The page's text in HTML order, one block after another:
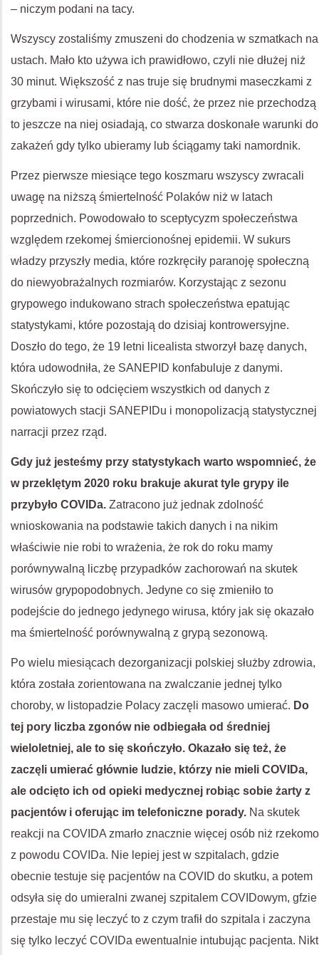
– niczym podani na tacy.
Wszyscy zostaliśmy zmuszeni do chodzenia w szmatkach na
ustach. Mało kto używa ich prawidłowo, czyli nie dłużej niż
30 minut. Większość z nas truje się brudnymi maseczkami z
grzybami i wirusami, które nie dość, że przez nie przechodzą
to jeszcze na niej osiadają, co stwarza doskonałe warunki do
zakażeń gdy tylko ubieramy lub ściągamy taki namordnik.
Przez pierwsze miesiące tego koszmaru wszyscy zwracali
uwagę na niższą śmiertelność Polaków niż w latach
poprzednich. Powodowało to sceptycyzm społeczeństwa
względem rzekomej śmiercionośnej epidemii. W sukurs
władzy przyszły media, które rozkręciły paranoję społeczną
do niewyobrażalnych rozmiarów. Korzystając z sezonu
grypowego indukowano strach społeczeństwa epatując
statystykami, które pozostają do dzisiaj kontrowersyjne.
Doszło do tego, że 19 letni licealista stworzył bazę danych,
która udowodniła, że SANEPID konfabuluje z danymi.
Skończyło się to odcięciem wszystkich od danych z
powiatowych stacji SANEPIDu i monopolizacją statystycznej
narracji przez rząd.
Gdy już jesteśmy przy statystykach warto wspomnieć, że
w przeklętym 2020 roku brakuje akurat tyle grypy ile
przybyło COVIDa. Zatracono już jednak zdolność
wnioskowania na podstawie takich danych i na nikim
właściwie nie robi to wrażenia, że rok do roku mamy
porównywalną liczbę przypadków zachorowań na skutek
wirusów grypopodobnych. Jedyne co się zmieniło to
podejście do jednego jedynego wirusa, który jak się okazało
ma śmiertelność porównywalną z grypą sezonową.
Po wielu miesiącach dezorganizacji polskiej służby zdrowia,
która została zorientowana na zwalczanie jednej tylko
choroby, w listopadzie Polacy zaczęli masowo umierać. Do
tej pory liczba zgonów nie odbiegała od średniej
wieloletniej, ale to się skończyło. Okazało się też, że
zaczęli umierać głównie ludzie, którzy nie mieli COVIDa,
ale odcięto ich od opieki medycznej robiąc sobie żarty z
pacjentów i oferując im telefoniczne porady. Na skutek
reakcji na COVIDA zmarło znacznie więcej osób niż rzekomo
z powodu COVIDa. Nie lepiej jest w szpitalach, gdzie
obecnie testuje się pacjentów na COVID do skutku, a potem
odsyła się do umieralni zwanej szpitalem COVIDowym, gfzie
przestaje mu się leczyć to z czym trafił do szpitala i zaczyna
się tylko leczyć COVIDa ewentualnie intubując pacjenta. Nikt